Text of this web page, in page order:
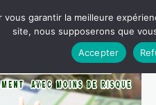
vous garantir la meilleure
site, nous supposerons que
Accepter